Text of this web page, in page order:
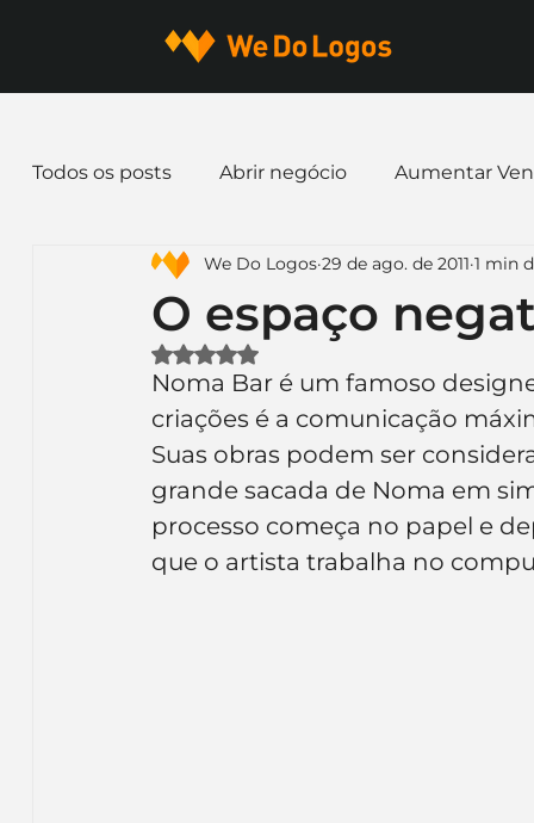
Todos os posts Abrir negócio Aumentar
Dicas de Marketing Email marketing
Identidade Visual
Ferramentas Mascotes Slogan
Inteligência Artificial Embalagens
O espaço
We Do Logos 29 de ago. de 2011 1 min
Avaliado com NaN de 5 estrelas.
Noma Bar é um famoso
criações é a comunicação
Suas obras podem ser
grande sacada de Noma em
processo começa no papel e
que o artista trabalha no